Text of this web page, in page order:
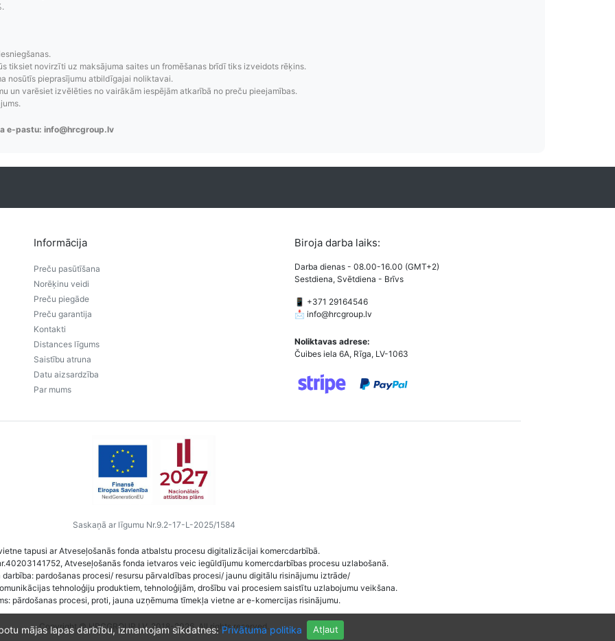
piegādes
re-order u.c.
bez lietotāja konta izveides.
tiksiet novirzīti uz maksājuma saites un fromēšanas brīdī tiks izveidots rēķins.
nosūtīs pieprasījumu atbildīgajai noliktavai.
un varēsiet izvēlēties no vairākām iespējām atkarībā no preču pieejamības.
e-pastu: info@hrcgroup.lv
mājas lapas darbību, izmantojam sīkdatnes: Privātuma politika Atļaut
Informācija
Preču pasūtīšana
Norēķinu veidi
Preču piegāde
Preču garantija
Kontakti
Distances līgums
Saistību atruna
Datu aizsardzība
Par mums
Biroja darba laiks:
Darba dienas - 08.00-16.00 (GMT+2)
Sestdiena, Svētdiena - Brīvs
📱 +371 29164546
📩 info@hrcgroup.lv
Noliktavas adrese:
Čuibes iela 6A, Rīga, LV-1063
Saskaņā ar līgumu Nr.9.2-17-L-2025/1584
tapusi ar Atveseļošanās fonda atbalstu procesu digitalizācijai komercdarbībā.
Atveseļošanās fonda ietvaros veic iegūldījumu komercdarbības procesu uzlabošanā.
darbība: pardošanas procesi/ resursu pārvaldības procesi/ jaunu digitālu risinājumu iztrāde/
tehnoloģiju produktiem, tehnoloģijām, drošību vai procesiem saistītu uzlabojumu veikšana.
pārdošanas procesi, proti, jauna uzņēmuma tīmekļa vietne ar e-komercijas risinājumu.
Copyright © HRCGROUP.LV, 2018-2026. All rights reserved.